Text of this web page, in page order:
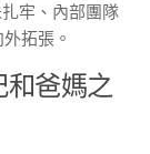
牢、內部團隊
拓張。
爸媽之